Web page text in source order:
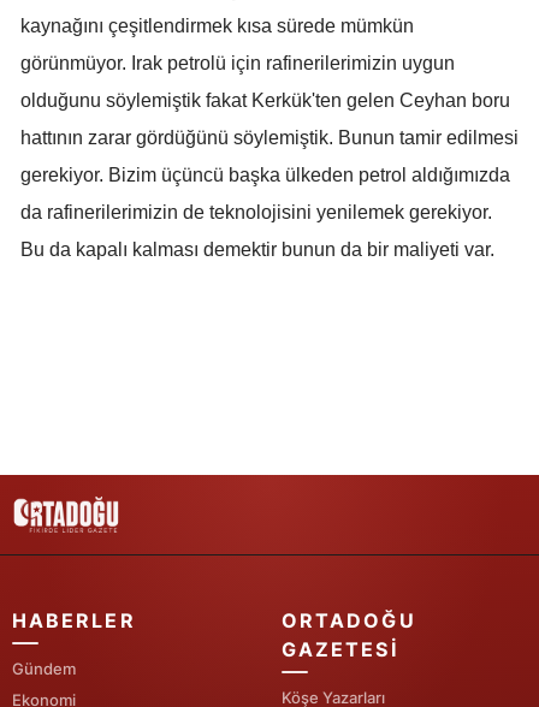
Samsun
Siirt
Sinop
Sivas
Tekirdağ
Zonguldak
Aksaray
kaynağını çeşitlendirmek kısa sürede mümkün
görünmüyor. Irak petrolü için rafinerilerimizin uygun
olduğunu söylemiştik fakat Kerkük'ten gelen Ceyhan boru
hattının zarar gördüğünü söylemiştik. Bunun tamir edilmesi
gerekiyor. Bizim üçüncü başka ülkeden petrol aldığımızda
da rafinerilerimizin de teknolojisini yenilemek gerekiyor.
Bu da kapalı kalması demektir bunun da bir maliyeti var.
HABERLER
Gündem
Ekonomi
ORTADOĞU
GAZETESI
Köşe Yazarları